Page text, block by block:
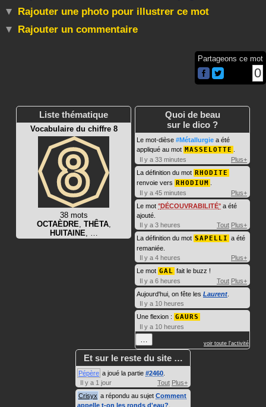
Rajouter une photo pour illustrer ce mot
Rajouter un commentaire
Partageons ce mot
0
Liste thématique
Vocabulaire du chiffre 8
38 mots
OCTAÈDRE, THÊTA,
HUITAINE, …
Quoi de beau
sur le dico ?
Le mot-dièse #Métallurgie a été
appliqué au mot MASSELOTTE
Il y a 33 minutes
Plus+
La définition du mot RHODITE
renvoie vers RHODIUM
Il y a 45 minutes
Plus+
Le mot DÉCOUVRABILITÉ a été
ajouté.
Il y a 3 heures
Tout Plus+
La définition du mot SAPELLI a été
remaniée.
Il y a 4 heures
Plus+
Le mot GAL fait le buzz !
Il y a 6 heures
Tout Plus+
Aujourd'hui, on fête les Laurent
Il y a 10 heures
Une flexion : GAURS
Il y a 10 heures
… voir toute l'activité
Et sur le reste du site …
Pépère a joué la partie #2460
Il y a 1 jour
Tout Plus+
Crisyx a répondu au sujet Comment
appelle t-on les ronds d'eau?